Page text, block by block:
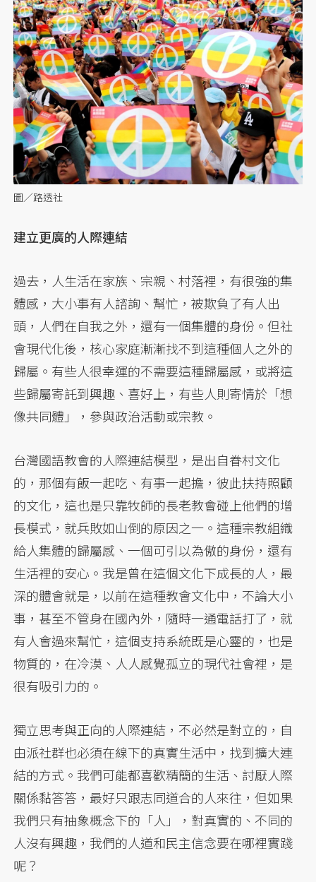
圖／路透社
建立更廣的人際連結
過去，人生活在家族、宗親、村落裡，有很強的集
體感，大小事有人諮詢、幫忙，被欺負了有人出
頭，人們在自我之外，還有一個集體的身份。但社
會現代化後，核心家庭漸漸找不到這種個人之外的
歸屬。有些人很幸運的不需要這種歸屬感，或將這
些歸屬寄託到興趣、喜好上，有些人則寄情於「想
像共同體」，參與政治活動或宗教。
台灣國語教會的人際連結模型，是出自眷村文化
的，那個有飯一起吃、有事一起擔，彼此扶持照顧
的文化，這也是只靠牧師的長老教會碰上他們的增
長模式，就兵敗如山倒的原因之一。這種宗教組織
給人集體的歸屬感、一個可引以為傲的身份，還有
生活裡的安心。我是曾在這個文化下成長的人，最
深的體會就是，以前在這種教會文化中，不論大小
事，甚至不管身在國內外，隨時一通電話打了，就
有人會過來幫忙，這個支持系統既是心靈的，也是
物質的，在冷漠、人人感覺孤立的現代社會裡，是
很有吸引力的。
獨立思考與正向的人際連結，不必然是對立的，自
由派社群也必須在線下的真實生活中，找到擴大連
結的方式。我們可能都喜歡精簡的生活、討厭人際
關係黏答答，最好只跟志同道合的人來往，但如果
我們只有抽象概念下的「人」，對真實的、不同的
人沒有興趣，我們的人道和民主信念要在哪裡實踐
呢？